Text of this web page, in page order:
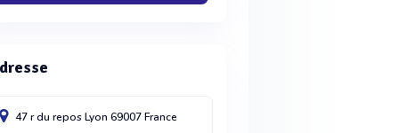
47 r du reposLyon69007France